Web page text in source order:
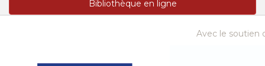
Bibliothèque en ligne
Avec le soutien